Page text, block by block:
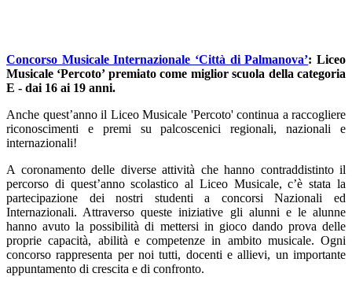
Concorso Musicale Internazionale ‘Città di Palmanova’: Liceo
Musicale ‘Percoto’ premiato come miglior scuola della categoria
E - dai 16 ai 19 anni.
Anche quest’anno il Liceo Musicale 'Percoto' continua a raccogliere
riconoscimenti e premi su palcoscenici regionali, nazionali e
internazionali!
A coronamento delle diverse attività che hanno contraddistinto il
percorso di quest’anno scolastico al Liceo Musicale, c’è stata la
partecipazione dei nostri studenti a concorsi Nazionali ed
Internazionali. Attraverso queste iniziative gli alunni e le alunne
hanno avuto la possibilità di mettersi in gioco dando prova delle
proprie capacità, abilità e competenze in ambito musicale. Ogni
concorso rappresenta per noi tutti, docenti e allievi, un importante
appuntamento di crescita e di confronto.